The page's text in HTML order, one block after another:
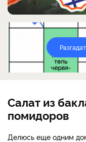
Салат из
помидоров
Делюсь еще одним